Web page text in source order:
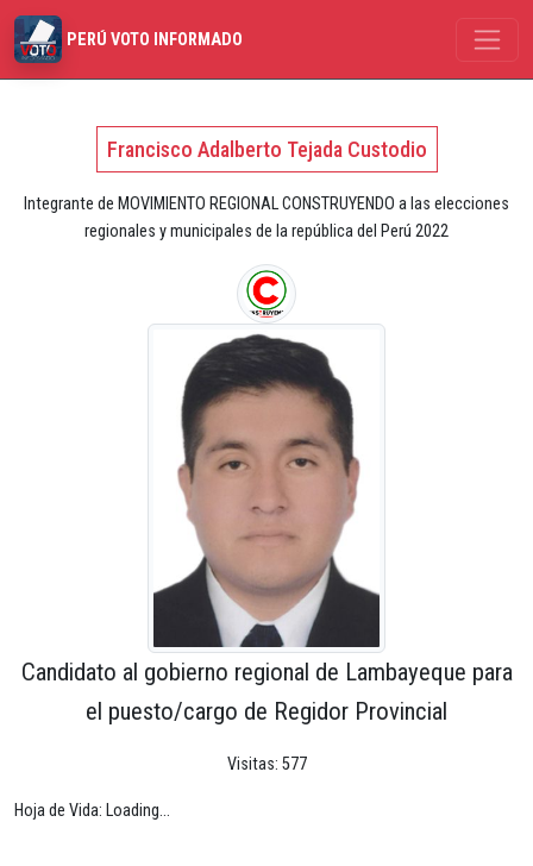
PERÚ VOTO INFORMADO
Francisco Adalberto Tejada Custodio
Integrante de MOVIMIENTO REGIONAL CONSTRUYENDO a las elecciones
regionales y municipales de la república del Perú 2022
Candidato al gobierno regional de Lambayeque para
el puesto/cargo de Regidor Provincial
Visitas: 577
Hoja de Vida: Loading...